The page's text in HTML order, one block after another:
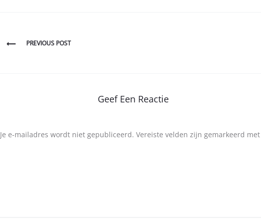
PREVIOUS POST
Geef Een Reactie
Je e-mailadres wordt niet gepubliceerd. Vereiste velden zijn gemarkeerd met